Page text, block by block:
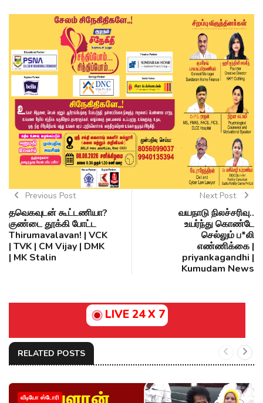
Previous Post
தவெகவுடன் கூட்டணியா?
குண்டை தூக்கி போட்ட
Thirumavalavan! | VCK
| TVK | CM Vijay | DMK
| MK Stalin
Next Post
வயநாடு நிலச்சரிவு..
உயர்ந்து கொண்டே
செல்லும் ப*லி
எண்ணிக்கை |
priyankagandhi |
Kumudam News
LIVE 24 X 7
RELATED POSTS
வீடியோ ஸ்டோரி